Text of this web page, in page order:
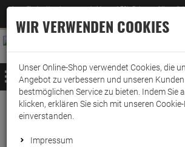
Jetzt für den Newsletter entscheiden und 5% Rabatt auf Ihre
–Zum Newsletter
ANMELDEN
MENÜ
Weiter einkaufen www.wark24.de Drogerie
Simplicol Textilfarbe
WIR VERWENDEN COOKIES
Unser Online-Shop verwendet Cookies, die
Angebot zu verbessern und unseren
bestmöglichen Service zu bieten. Indem Sie
klicken, erklären Sie sich mit unseren
einverstanden.
Impressum